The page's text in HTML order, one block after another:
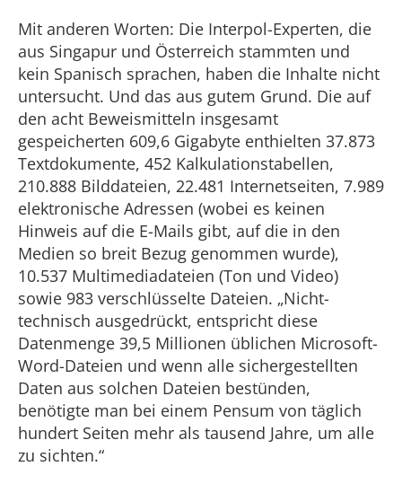
Mit anderen Worten: Die Interpol-Experten, die
aus Singapur und Österreich stammten und
kein Spanisch sprachen, haben die Inhalte nicht
untersucht. Und das aus gutem Grund. Die auf
den acht Beweismitteln insgesamt
gespeicherten 609,6 Gigabyte enthielten 37.873
Textdokumente, 452 Kalkulationstabellen,
210.888 Bilddateien, 22.481 Internetseiten, 7.989
elektronische Adressen (wobei es keinen
Hinweis auf die E-Mails gibt, auf die in den
Medien so breit Bezug genommen wurde),
10.537 Multimediadateien (Ton und Video)
sowie 983 verschlüsselte Dateien. „Nicht-
technisch ausgedrückt, entspricht diese
Datenmenge 39,5 Millionen üblichen Microsoft-
Word-Dateien und wenn alle sichergestellten
Daten aus solchen Dateien bestünden,
benötigte man bei einem Pensum von täglich
hundert Seiten mehr als tausend Jahre, um alle
zu sichten.“